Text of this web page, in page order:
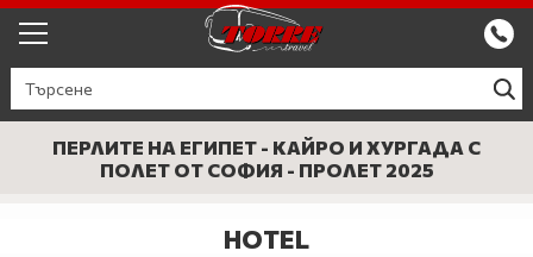
ЕКСКУРЗИИ ОТ ПЛОВДИВ
КРУИЗИ
ПЕРЛИТЕ НА ЕГИПЕТ - КАЙРО И ХУРГАДА С
ПОЛЕТ ОТ СОФИЯ - ПРОЛЕТ 2025
HOTEL